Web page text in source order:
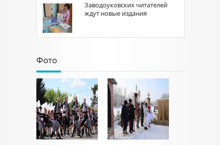
Заводоуковских читателей
ждут новые издания
Фото